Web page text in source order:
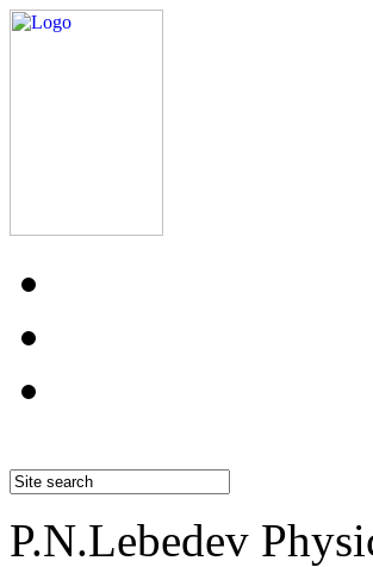
P.N.Lebedev